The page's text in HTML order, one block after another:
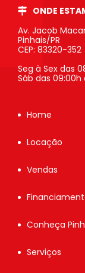
ONDE
Av. Jacob
Pinhais/PR
CEP: 83320-352
Seg à Sex das
Sáb das 09:00h
Home
Locação
Vendas
Conheça
Serviços